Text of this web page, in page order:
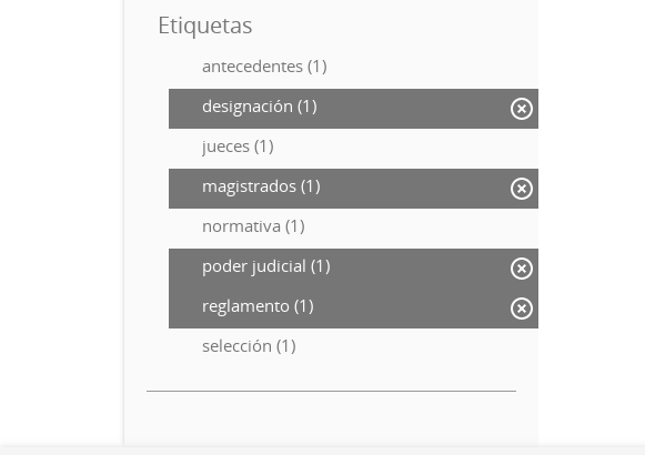
Etiquetas
antecedentes (1)
designación (1)
jueces (1)
magistrados (1)
normativa (1)
poder judicial (1)
reglamento (1)
selección (1)